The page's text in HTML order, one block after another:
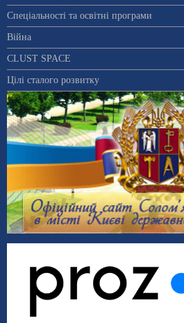
Спеціальності та освітні програми
Війна
CLUST SPACE
Цілі сталого розвитку